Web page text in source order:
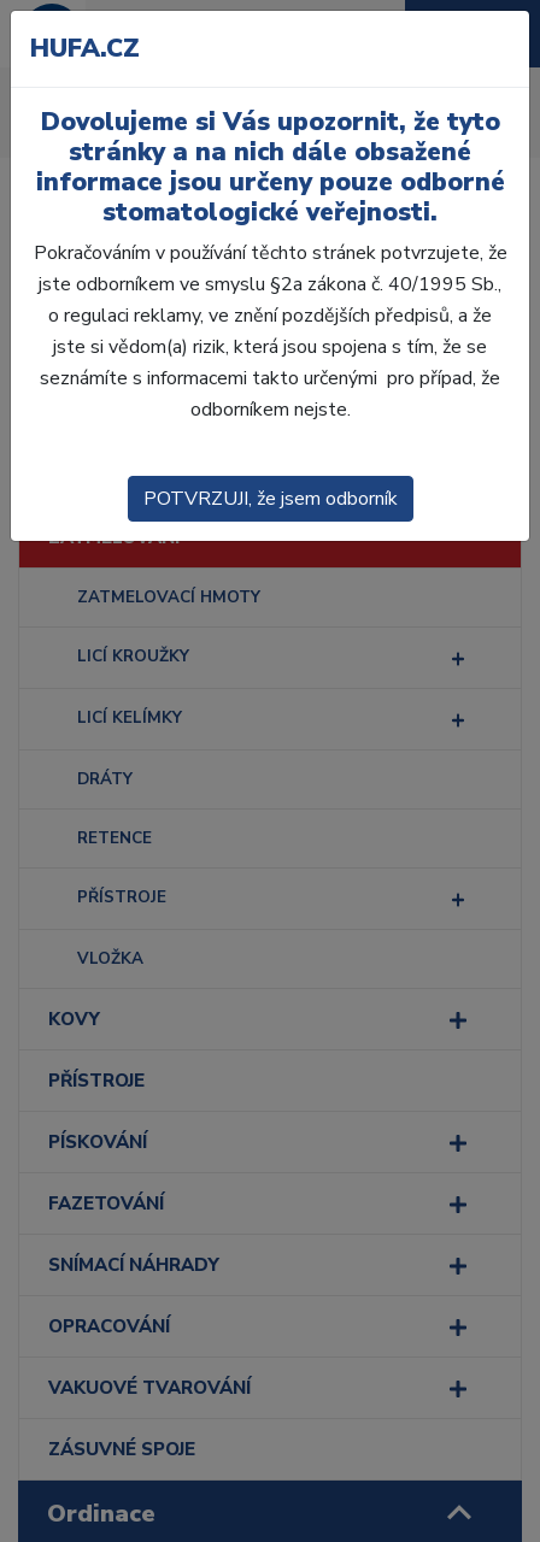
Úvod Laboratoř Zatmelování
Laboratoř
ZHOTOVENÍ MODELŮ
VOSKOVÁ MODELACE
CAD/CAM
ZATMELOVÁNÍ
ZATMELOVACÍ HMOTY
LICÍ KROUŽKY
LICÍ KELÍMKY
DRÁTY
RETENCE
PŘÍSTROJE
VLOŽKA
KOVY
PŘÍSTROJE
PÍSKOVÁNÍ
FAZETOVÁNÍ
SNÍMACÍ NÁHRADY
OPRACOVÁNÍ
VAKUOVÉ TVAROVÁNÍ
ZÁSUVNÉ SPOJE
Ordinace
HUFA.CZ
Dovolujeme si Vás upozornit, že tyto
stránky a na nich dále obsažené
informace jsou určeny pouze odborné
stomatologické veřejnosti.
Pokračováním v používání těchto stránek potvrzujete, že
jste odborníkem ve smyslu §2a zákona č. 40/1995 Sb.,
o regulaci reklamy, ve znění pozdějších předpisů, a že
jste si vědom(a) rizik, která jsou spojena s tím, že se
seznámíte s informacemi takto určenými pro případ, že
odborníkem nejste.
POTVRZUJI, že jsem odborník